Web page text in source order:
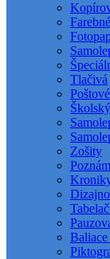
Tlačivá
Zošity